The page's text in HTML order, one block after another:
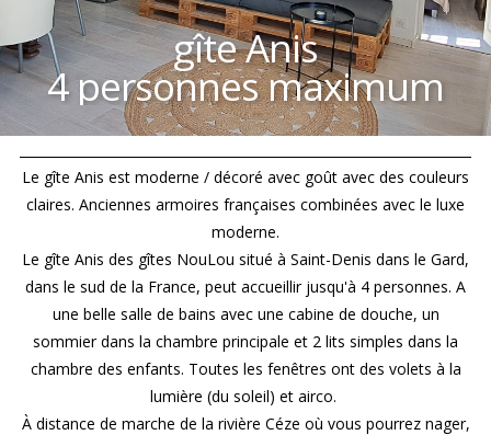
gîte Anis
4 personnes maximum
Le gîte Anis est moderne / décoré avec goût avec des couleurs
claires. Anciennes armoires françaises combinées avec le luxe
moderne.
Le gîte Anis des gîtes NouLou situé à Saint-Denis dans le Gard,
dans le sud de la France, peut accueillir jusqu'à 4 personnes. A
une belle salle de bains avec une cabine de douche, un
sommier dans la chambre principale et 2 lits simples dans la
chambre des enfants. Toutes les fenêtres ont des volets à la
lumière (du soleil) et airco.
À distance de marche de la rivière Céze où vous pourrez nager,